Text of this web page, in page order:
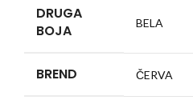
DRUGA
BOJA
BELA
BREND ČERVA